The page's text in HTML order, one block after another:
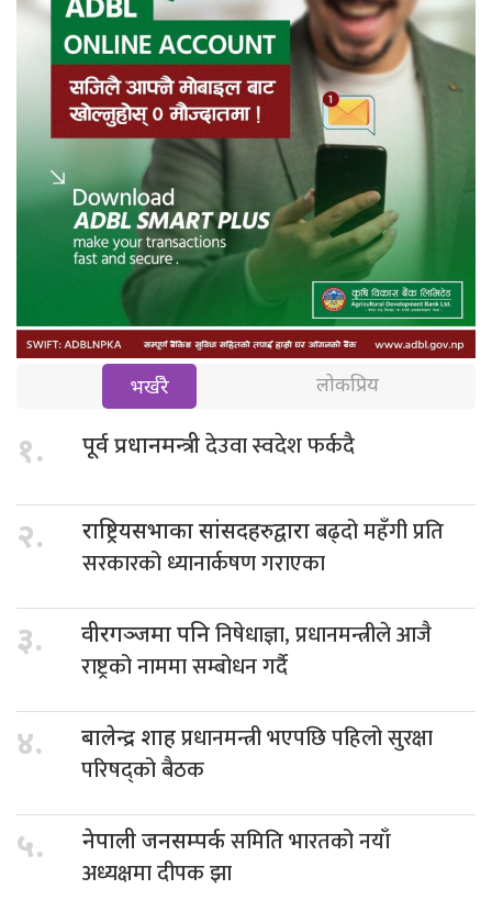
भर्खरै लोकप्रिय
१. पूर्व प्रधानमन्त्रीदेउवा स्वदेश फर्कदै
२. राष्ट्रियसभाका सांसदहरुद्वाराबढ्दो महँगी प्रति
सरकारको ध्यानार्कषण गराएका
३. वीरगञ्जमा पनिनिषेधाज्ञा, प्रधानमन्त्रीले आजै
राष्ट्रको नाममा सम्बोधन गर्दै
४. बालेन्द्र शाहप्रधानमन्त्री भएपछि पहिलो सुरक्षा
परिषद्को बैठक
५. नेपाली जनसम्पर्कसमिति भारतको नयाँ
अध्यक्षमा दीपक झा